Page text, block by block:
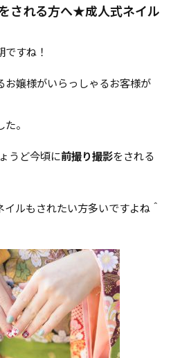
される方へ★成人式ネイル
すね！
嬢様がいらっしゃるお客様が
。
うど今頃に前撮り撮影をされる
ルもされたい方多いですよね＾